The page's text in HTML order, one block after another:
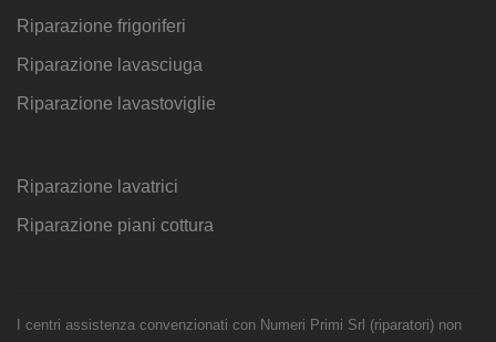
Riparazione frigoriferi
Riparazione lavasciuga
Riparazione lavastoviglie
Riparazione lavatrici
Riparazione piani cottura
I centri assistenza convenzionati con Numeri Primi Srl (riparatori) non